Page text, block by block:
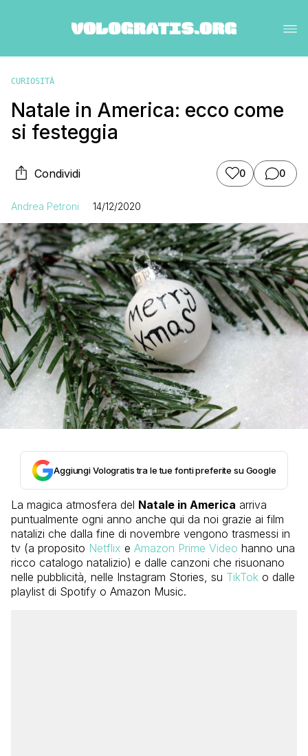
CURIOSITÀ
Natale in America: ecco come
si festeggia
Condividi 0 0
Andrea Petroni 14/12/2020
Aggiungi Vologratis tra le tue fonti preferite su Google
La magica atmosfera del Natale in America arriva
puntualmente ogni anno anche qui da noi grazie ai film
natalizi che dalla fine di novembre vengono trasmessi in
tv (a proposito Netflix e Amazon Prime Video hanno una
ricco catalogo natalizio) e dalle canzoni che risuonano
nelle pubblicità, nelle Instagram Stories, su TikTok o dalle
playlist di Spotify o Amazon Music.